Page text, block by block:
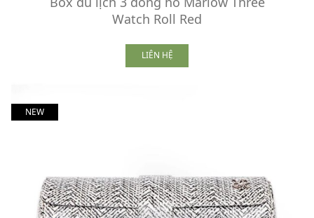
Watch Roll Red
LIÊN HỆ
NEW